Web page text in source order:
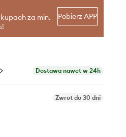
za min.
Pobierz APP
Dostawa nawet w 24h
Zwrot do 30 dni